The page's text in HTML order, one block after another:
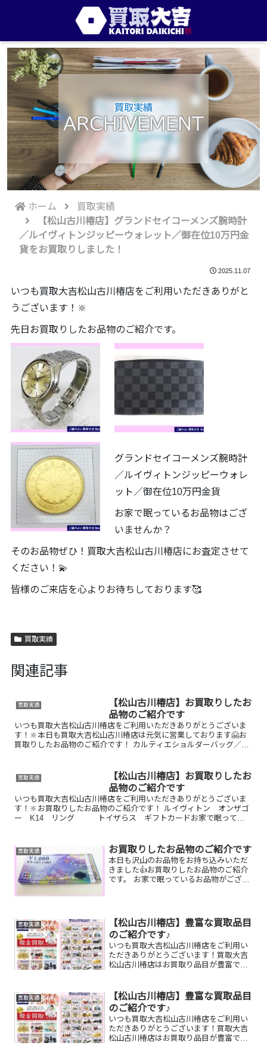
買取実績
ARCHIVEMENT
ホーム
買取実績
【松山古川椿店】グランドセイコーメンズ腕時計
／ルイヴィトンジッピーウォレット／御在位10万円金
貨をお買取りしました！
2025.11.07
いつも買取大吉松山古川椿店をご利用いただきありがと
うございます！🔆
先日お買取りしたお品物のご紹介です。
グランドセイコーメンズ腕時計
／ルイヴィトンジッピーウォレ
ット／御在位10万円金貨
お家で眠っているお品物はござ
いませんか？
そのお品物ぜひ！買取大吉松山古川椿店にお査定させて
ください！💫
皆様のご来店を心よりお待ちしております🥰
買取実績
関連記事
買取実績
【松山古川椿店】お買取りしたお
品物のご紹介です
いつも買取大吉松山古川椿店をご利用いただきありがとうございま
す！🔆本日も買取大吉松山古川椿店は元気に営業しております🤗お
買取りしたお品物のご紹介です！ カルティエショルダーバッグ／御
買取実績
【松山古川椿店】お買取りしたお
品物のご紹介です
いつも買取大吉松山古川椿店をご利用いただきありがとうございま
す！🔆お買取りしたお品物のご紹介です！ ルイヴィトン オンザゴ
ー K14 リング トイザらス ギフトカードお家で眠ってい
買取実績 お買取りしたお品物のご紹介です
本日も沢山のお品物をお持ち込みいただ
きました👍お買取りしたお品物のご紹介
です。 お家で眠っているお品物がござい
ご参加いただけます...
買取実績
【松山古川椿店】豊富な買取品目
のご紹介です♪
いつも買取大吉松山古川椿店をご利用い
ただきありがとうございます！買取大吉
松山古川椿店はお買取り品目が豊富で
たものや、片手でお持ちいただけるもの
ならお買取りできるお品が...
買取実績
【松山古川椿店】豊富な買取品目
のご紹介です♪
いつも買取大吉松山古川椿店をご利用い
ただきありがとうございます！買取大吉
松山古川椿店はお買取り品目が豊富で